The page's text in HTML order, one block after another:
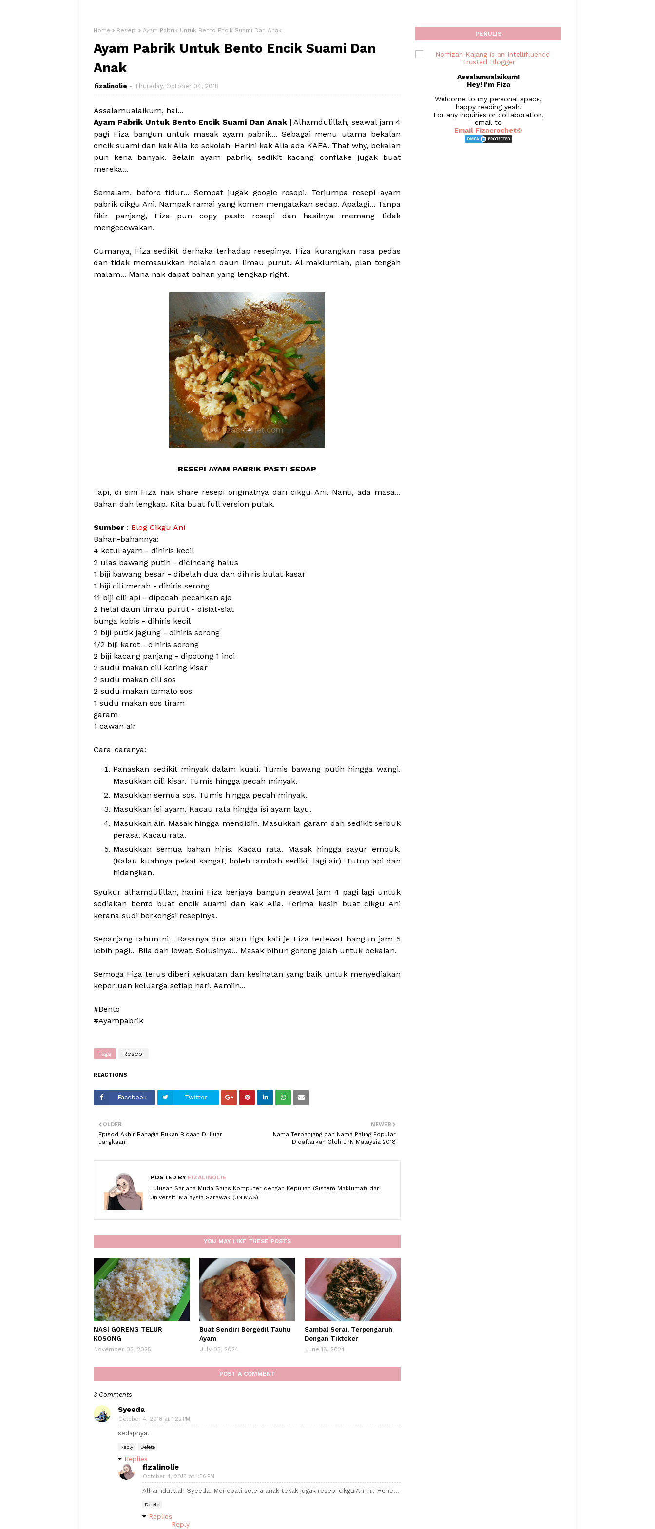
Home Resepi Ayam Pabrik Untuk Bento Encik Suami Dan Anak
Ayam Pabrik Untuk Bento Encik Suami Dan
Anak
fizalinolie Thursday, October 04, 2018
Assalamualaikum, hai...
Ayam Pabrik Untuk Bento Encik Suami Dan Anak| Alhamdulillah, seawal jam 4
pagi Fiza bangun untuk masak ayam pabrik... Sebagai menu utama bekalan
encik suami dan kak Alia ke sekolah. Harini kak Alia ada KAFA. That why, bekalan
pun kena banyak. Selain ayam pabrik, sedikit kacang conflake jugak buat
mereka...
Semalam, before tidur... Sempat jugak google resepi. Terjumpa resepi ayam
pabrik cikgu Ani. Nampak ramai yang komen mengatakan sedap. Apalagi... Tanpa
fikir panjang, Fiza pun copy paste resepi dan hasilnya memang tidak
mengecewakan.
Cumanya, Fiza sedikit derhaka terhadap resepinya. Fiza kurangkan rasa pedas
dan tidak memasukkan helaian daun limau purut. Al-maklumlah, plan tengah
malam... Mana nak dapat bahan yang lengkap right.
RESEPI AYAM PABRIK PASTI SEDAP
Tapi, di sini Fiza nak share resepi originalnya dari cikgu Ani. Nanti, ada masa...
Bahan dah lengkap. Kita buat full version pulak.
Sumber : Blog Cikgu Ani
Bahan-bahannya:
4 ketul ayam - dihiris kecil
2 ulas bawang putih - dicincang halus
1 biji bawang besar - dibelah dua dan dihiris bulat kasar
1 biji cili merah - dihiris serong
11 biji cili api - dipecah-pecahkan aje
2 helai daun limau purut - disiat-siat
bunga kobis - dihiris kecil
2 biji putik jagung - dihiris serong
1/2 biji karot - dihiris serong
2 biji kacang panjang - dipotong 1 inci
2 sudu makan cili kering kisar
2 sudu makan cili sos
2 sudu makan tomato sos
1 sudu makan sos tiram
garam
1 cawan air
Cara-caranya:
Panaskan sedikit minyak dalam kuali. Tumis bawang putih hingga wangi.
Masukkan cili kisar. Tumis hingga pecah minyak.
Masukkan semua sos. Tumis hingga pecah minyak.
Masukkan isi ayam. Kacau rata hingga isi ayam layu.
Masukkan air. Masak hingga mendidih. Masukkan garam dan sedikit serbuk
perasa. Kacau rata.
Masukkan semua bahan hiris. Kacau rata. Masak hingga sayur empuk.
(Kalau kuahnya pekat sangat, boleh tambah sedikit lagi air). Tutup api dan
hidangkan.
Syukur alhamdulillah, harini Fiza berjaya bangun seawal jam 4 pagi lagi untuk
sediakan bento buat encik suami dan kak Alia. Terima kasih buat cikgu Ani
kerana sudi berkongsi resepinya.
Sepanjang tahun ni... Rasanya dua atau tiga kali je Fiza terlewat bangun jam 5
lebih pagi... Bila dah lewat, Solusinya... Masak bihun goreng jelah untuk bekalan.
Semoga Fiza terus diberi kekuatan dan kesihatan yang baik untuk menyediakan
keperluan keluarga setiap hari. Aamiin...
#Bento
#Ayampabrik
Tags Resepi
REACTIONS
Facebook Twitter
NEWER
Nama Terpanjang dan Nama Paling Popular
Didaftarkan Oleh JPN Malaysia 2018
OLDER
Episod Akhir Bahagia Bukan Bidaan Di Luar
Jangkaan!
POSTED BY FIZALINOLIE
Lulusan Sarjana Muda Sains Komputer dengan Kepujian (Sistem Maklumat) dari
Universiti Malaysia Sarawak (UNIMAS)
YOU MAY LIKE THESE POSTS
NASI GORENG TELUR
KOSONG
November 05, 2025
Buat Sendiri Bergedil Tauhu
Ayam
July 05, 2024
Sambal Serai, Terpengaruh
Dengan Tiktoker
June 18, 2024
POST A COMMENT
3 Comments
Syeeda
October 4, 2018 at 1:22 PM
sedapnya.
Reply Delete
Replies
fizalinolie
October 4, 2018 at 1:56 PM
Alhamdulillah Syeeda. Menepati selera anak tekak jugak resepi cikgu Ani ni. Hehe...
Delete
Replies
Reply
PENULIS
Assalamualaikum!
Hey! I'm Fiza
Welcome to my personal space,
happy reading yeah!
For any inquiries or collaboration,
email to
Email Fizacrochet©